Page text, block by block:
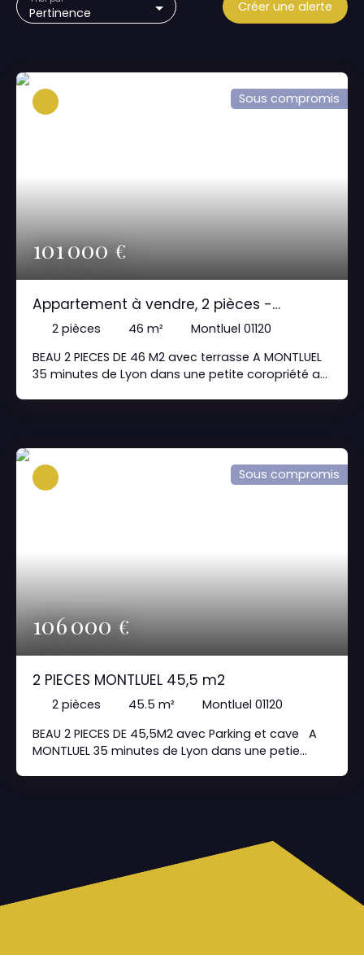
Pertinence Créer une alerte
101 000€
Sous compromis
Appartement à vendre, 2 pièces -
Montluel 01120
2 pièces 46 m²
Montluel 01120
BEAU 2 PIECES DE 46 M2 avec terrasse A MONTLUEL
35 minutes de Lyon dans une petite coropriété au
une cave Prix 101 000 honoraires charge vendeurs
exclusivité conseillers. immo 0768850100
106 000€
Sous compromis
2 PIECES MONTLUEL 45,5 m2
2 pièces 45.5 m²
Montluel 01120
BEAU 2 PIECES DE 45,5M2 avec Parking et cave A
MONTLUEL 35 minutes de Lyon dans une petie
une cave Prix 106 000 honoraires charge vendeurs
exclusivité conseillers. immo 0768850100
contact@anovaimmo. fr